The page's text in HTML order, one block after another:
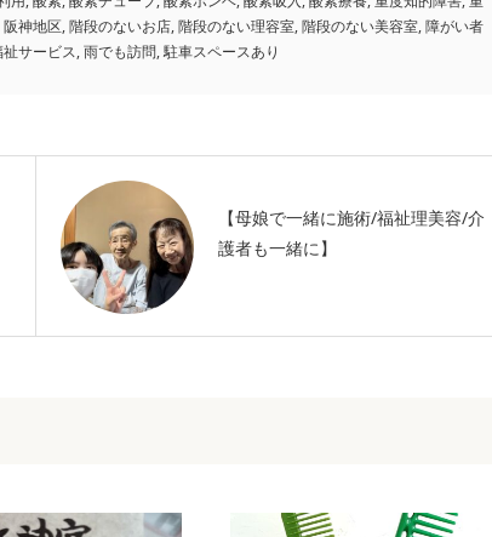
阪神地区,階段のないお店,階段のない理容室,階段のない美容室,障がい者
サービス,雨でも訪問,駐車スペースあり
【母娘で一緒に施術/福祉理美容/介
護者も一緒に】